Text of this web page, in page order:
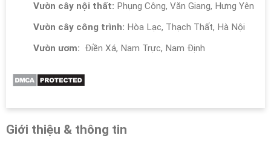
Vườn cây nội thất: Phụng Công, Văn Giang, Hưng Yên
Vườn cây công trình: Hòa Lạc, Thạch Thất, Hà Nội
Vườn ươm: Điền Xá, Nam Trực, Nam Định
Giới thiệu & thông tin